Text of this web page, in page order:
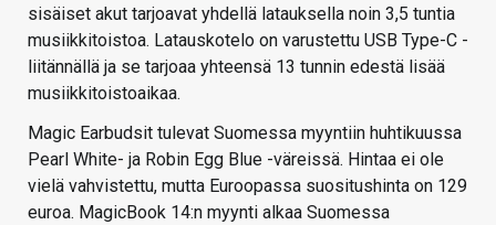
sisäiset akut tarjoavat yhdellä latauksella noin 3,5 tuntia
musiikkitoistoa. Latauskotelo on varustettu USB Type-C -
liitännällä ja se tarjoaa yhteensä 13 tunnin edestä lisää
musiikkitoistoaikaa.
Magic Earbudsit tulevat Suomessa myyntiin huhtikuussa
Pearl White- ja Robin Egg Blue -väreissä. Hintaa ei ole
vielä vahvistettu, mutta Euroopassa suositushinta on 129
euroa. MagicBook 14:n myynti alkaa Suomessa